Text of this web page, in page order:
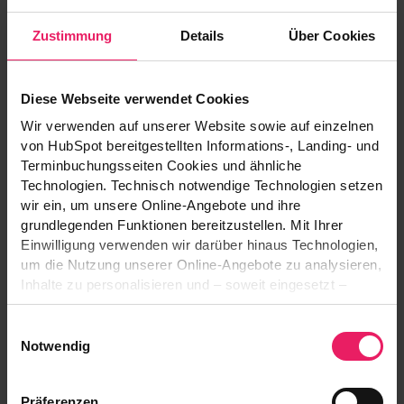
Zustimmung Details Über Cookies
Diese Webseite verwendet Cookies
Wir verwenden auf unserer Website sowie auf einzelnen
von HubSpot bereitgestellten Informations-, Landing- und
Terminbuchungsseiten Cookies und ähnliche
Technologien. Technisch notwendige Technologien setzen
wir ein, um unsere Online-Angebote und ihre
grundlegenden Funktionen bereitzustellen. Mit Ihrer
Einwilligung verwenden wir darüber hinaus Technologien,
um die Nutzung unserer Online-Angebote zu analysieren,
Inhalte zu personalisieren und – soweit eingesetzt –
Funktionen sozialer Medien und Werbung bereitzustellen.
Dabei können Informationen über Ihre Nutzung unserer
Notwendig
Cybernews:
16 billion passwords exposed in
record-breaking data breach: are you affected?
New York Post:16 billion Google, Apple and other
passwords leaked in record data...
CBS News:16 billion login credentials from
Google and other sites leaked online, report says
MyDealz:Mega-Datenleck bei Apple & Co: 16
Milliarden Zugangsdaten öffentlich – seid Ihr
betroffen?
Autor
Thomas Hofmann, Data Privacy Legal Consultant,